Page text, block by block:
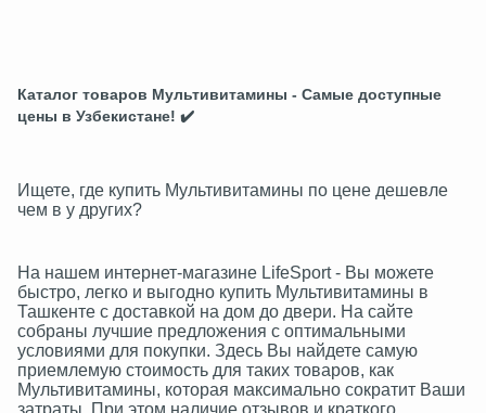
Каталог товаров Мультивитамины - Самые доступные
цены в Узбекистане! ✔️
Ищете, где купить Мультивитамины по цене дешевле
чем в у других?
На нашем интернет-магазине LifeSport - Вы можете
быстро, легко и выгодно купить Мультивитамины в
Ташкенте с доставкой на дом до двери. На сайте
собраны лучшие предложения с оптимальными
условиями для покупки. Здесь Вы найдете самую
приемлемую стоимость для таких товаров, как
Мультивитамины, которая максимально сократит Ваши
затраты. При этом наличие отзывов и краткого